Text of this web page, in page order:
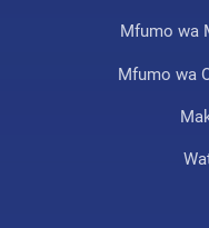
Mfumo wa
Mfumo wa